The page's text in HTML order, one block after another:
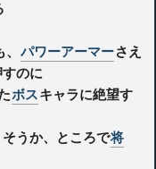
パワーアーマーさえ
のに
ボスキャラに絶望す
うか、ところで将